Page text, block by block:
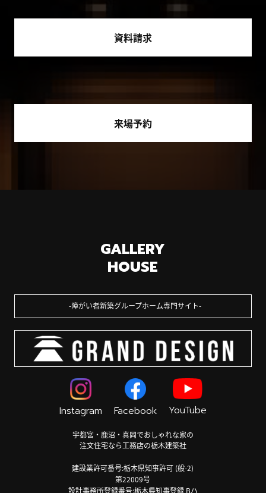
資料請求
来場予約
GALLERY
HOUSE
障がい者新築グループホーム専門サイト
Instagram Facebook YouTube
宇都宮・鹿沼・真岡でおしゃれな家の
注文住宅なら工務店の栃木建築社
建設業許可番号:栃木県知事許可 (般-2)
第22009号
設計事務所登録番号:栃木県知事登録 Bハ